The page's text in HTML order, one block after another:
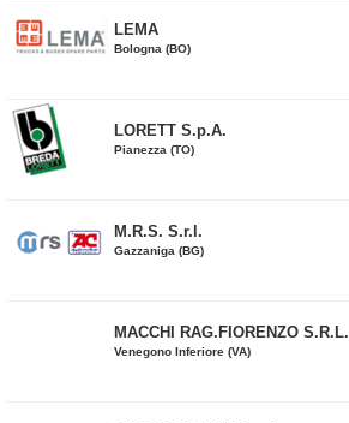
LEMA
Bologna (BO)
LORETT S.p.A.
Pianezza (TO)
M.R.S. S.r.l.
Gazzaniga (BG)
MACCHI RAG.FIORENZO S.R.L.
Venegono Inferiore (VA)